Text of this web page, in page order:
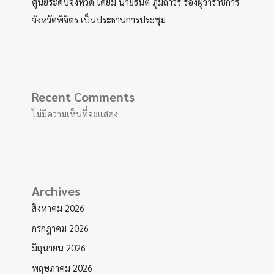
จังหวัดพิจิตร เป็นประธานการประชุม
Recent Comments
ไม่มีความเห็นที่จะแสดง
Archives
สิงหาคม 2026
กรกฎาคม 2026
มิถุนายน 2026
พฤษภาคม 2026